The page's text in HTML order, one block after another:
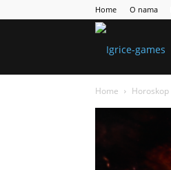
Home O nama
Home Horoskop